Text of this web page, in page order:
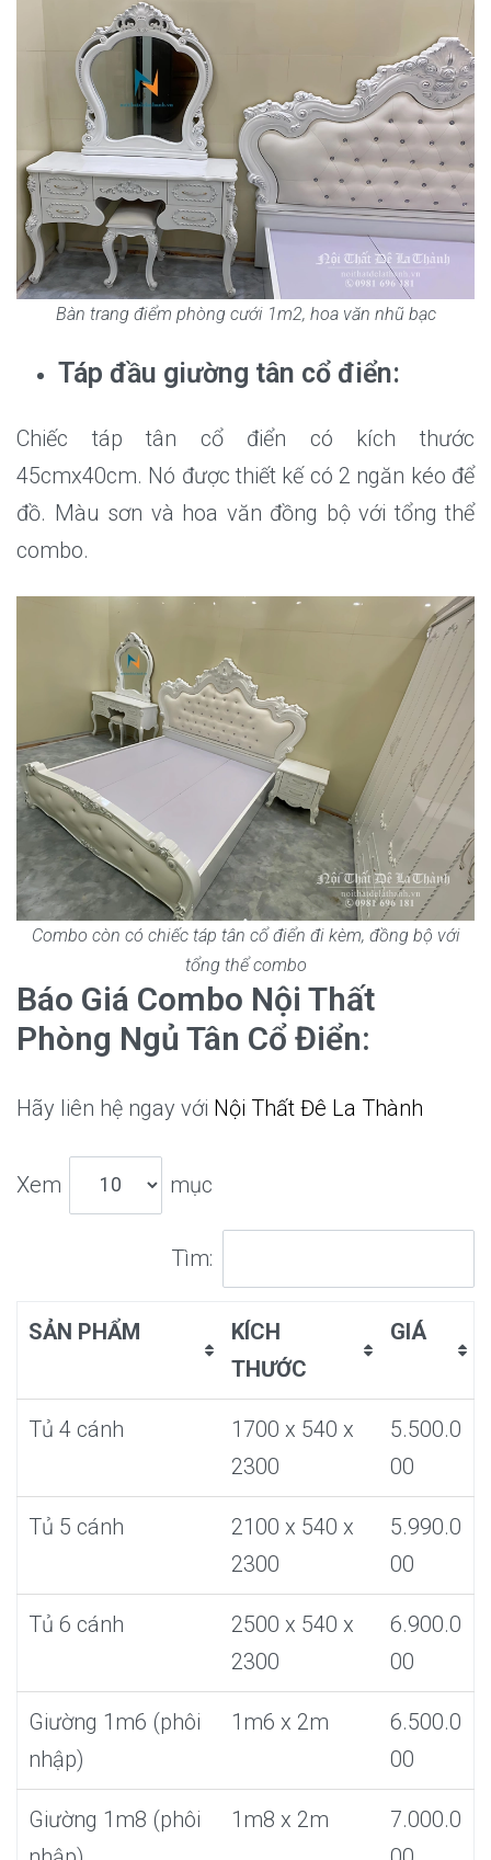
Bàn trang điểm phòng cưới 1m2, hoa văn nhũ bạc
Táp đầu giường tân cổ điển:
Chiếc táp tân cổ điển có kích thước
45cmx40cm. Nó được thiết kế có 2 ngăn kéo để
đồ. Màu sơn và hoa văn đồng bộ với tổng thể
combo.
Combo còn có chiếc táp tân cổ điển đi kèm, đồng bộ với
tổng thể combo
Báo Giá Combo Nội Thất
Phòng Ngủ Tân Cổ Điển:
Hãy liên hệ ngay với Nội Thất Đê La Thành
Xem mục
Tìm:
SẢN PHẨM
KÍCH
THƯỚC
GIÁ
Tủ 4 cánh
1700 x 540 x
2300
5.500.0
00
Tủ 5 cánh
2100 x 540 x
2300
5.990.0
00
Tủ 6 cánh
2500 x 540 x
2300
6.900.0
00
Giường 1m6 (phôi
nhập)
1m6 x 2m
6.500.0
00
Giường 1m8 (phôi
1m8 x 2m
7.000.0